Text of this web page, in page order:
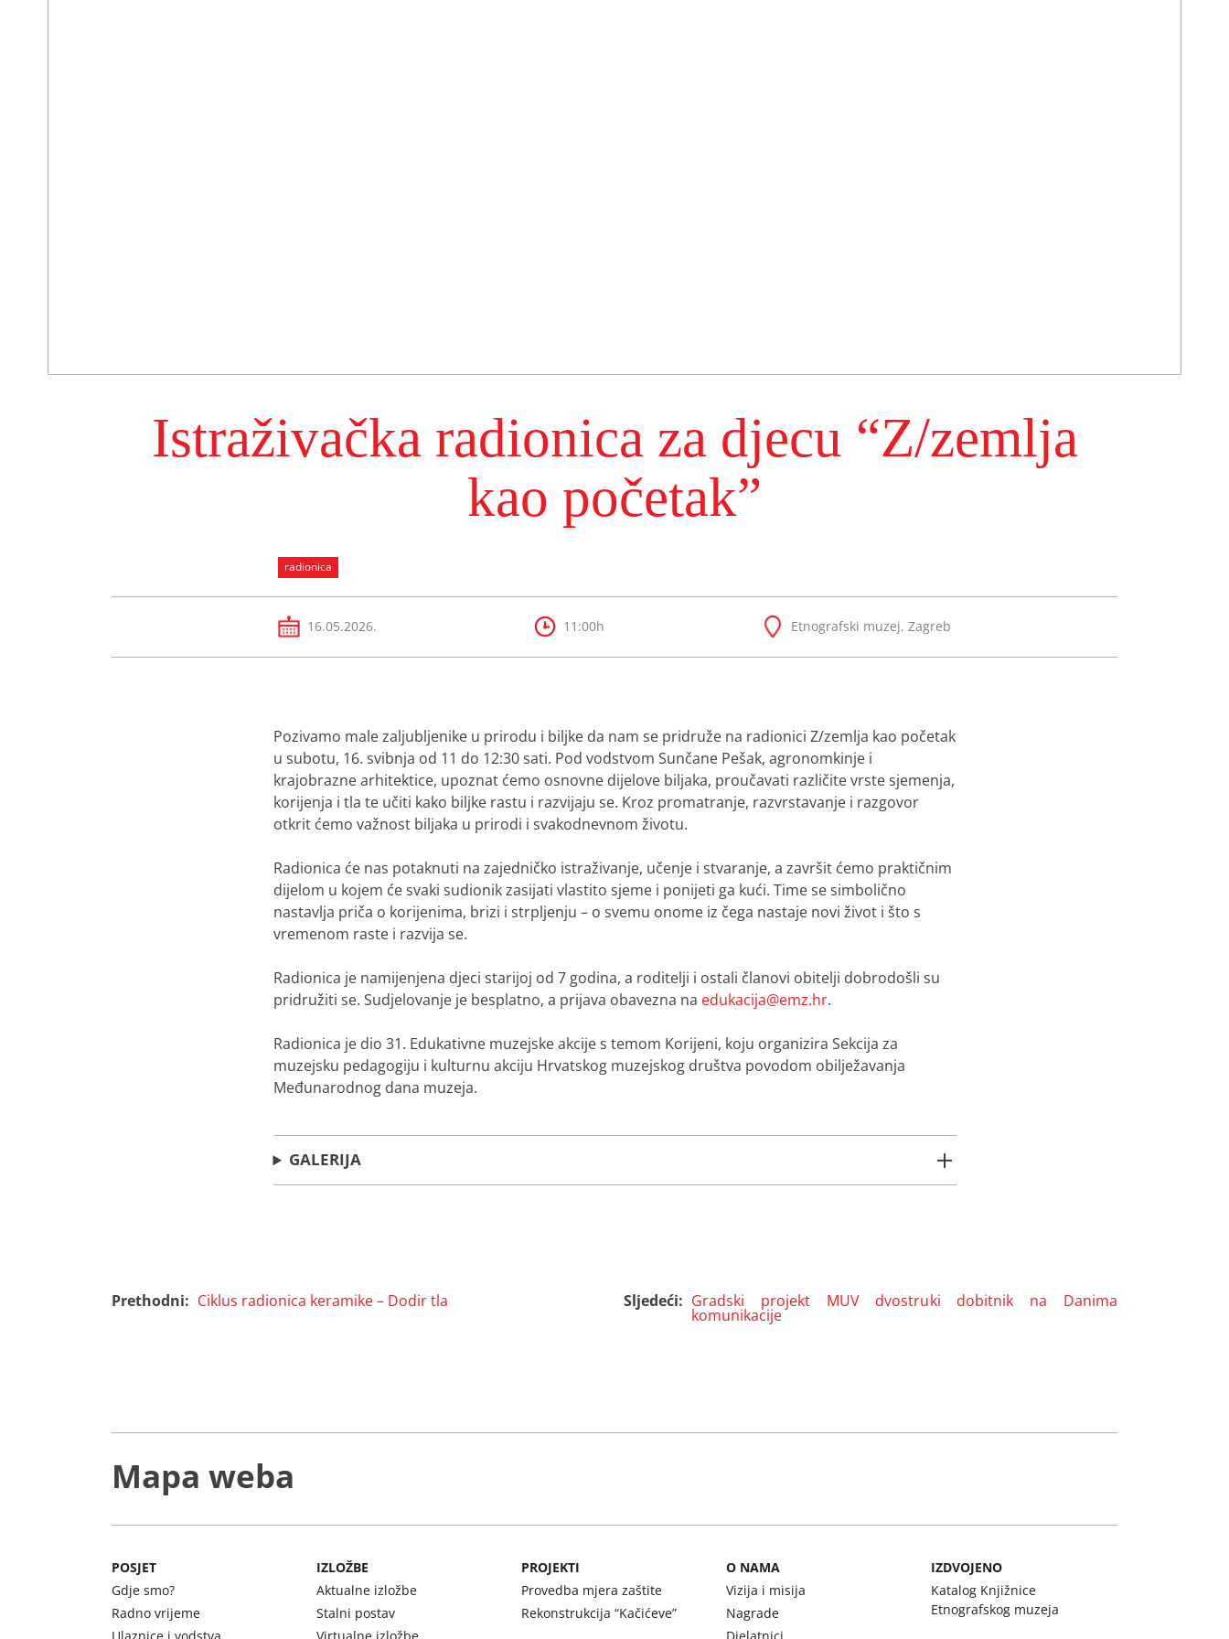
Istraživačka radionica za djecu “Z/zemlja
kao početak”
radionica
16.05.2026. 11:00h Etnografski muzej, Zagreb
Pozivamo male zaljubljenike u prirodu i biljke da nam se pridruže na radionici Z/zemlja kao početak
u subotu, 16. svibnja od 11 do 12:30 sati. Pod vodstvom Sunčane Pešak, agronomkinje i
krajobrazne arhitektice, upoznat ćemo osnovne dijelove biljaka, proučavati različite vrste sjemenja,
korijenja i tla te učiti kako biljke rastu i razvijaju se. Kroz promatranje, razvrstavanje i razgovor
otkrit ćemo važnost biljaka u prirodi i svakodnevnom životu.
Radionica će nas potaknuti na zajedničko istraživanje, učenje i stvaranje, a završit ćemo praktičnim
dijelom u kojem će svaki sudionik zasijati vlastito sjeme i ponijeti ga kući. Time se simbolično
nastavlja priča o korijenima, brizi i strpljenju – o svemu onome iz čega nastaje novi život i što s
vremenom raste i razvija se.
Radionica je namijenjena djeci starijoj od 7 godina, a roditelji i ostali članovi obitelji dobrodošli su
pridružiti se. Sudjelovanje je besplatno, a prijava obavezna na edukacija@emz.hr.
Radionica je dio 31. Edukativne muzejske akcije s temom Korijeni, koju organizira Sekcija za
muzejsku pedagogiju i kulturnu akciju Hrvatskog muzejskog društva povodom obilježavanja
Međunarodnog dana muzeja.
GALERIJA
Navigacija
Prethodni: Ciklus radionica keramike – Dodir tla Sljedeći: Gradski projekt MUV dvostruki dobitnik na Danima
komunikacije
Mapa weba
POSJET
Gdje smo?
Radno vrijeme
IZLOŽBE
Aktualne izložbe
Stalni postav
PROJEKTI
Provedba mjera zaštite
Rekonstrukcija “Kačićeve”
O NAMA
Vizija i misija
Nagrade
IZDVOJENO
Katalog Knjižnice
Etnografskog muzeja